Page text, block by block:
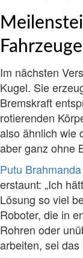
Fahrzeuge
Im nächsten
Kugel. Sie
Bremskraft
rotierenden
also ähnlich wie
aber ganz ohne
Putu
erstaunt: „Ich
Lösung so viel
Roboter, die in
Rohren oder
arbeiten, sei